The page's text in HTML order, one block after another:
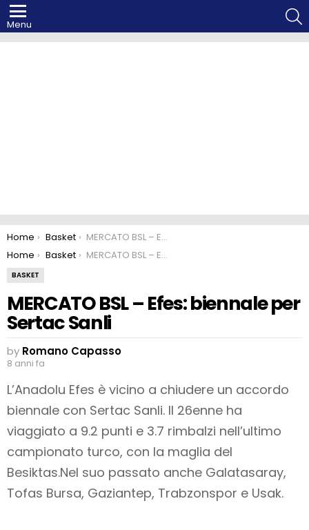
Menu
You are here:
Home Basket
MERCATO BSL – Efes: biennale per Sertac Sanli
You are here:
Home Basket MERCATO BSL – Efes: biennale per Sertac Sanli
BASKET
MERCATO BSL – Efes: biennale per
Sertac Sanli
by Romano Capasso
8 anni fa
L’Anadolu Efes è vicino a chiudere un accordo
biennale con Sertac Sanli. Il 26enne ha
viaggiato a 9.2 punti e 3.7 rimbalzi nell’ultimo
campionato turco, con la maglia del
Besiktas.Nel suo passato anche Galatasaray,
Tofas Bursa, Gaziantep, Trabzonspor e Usak.